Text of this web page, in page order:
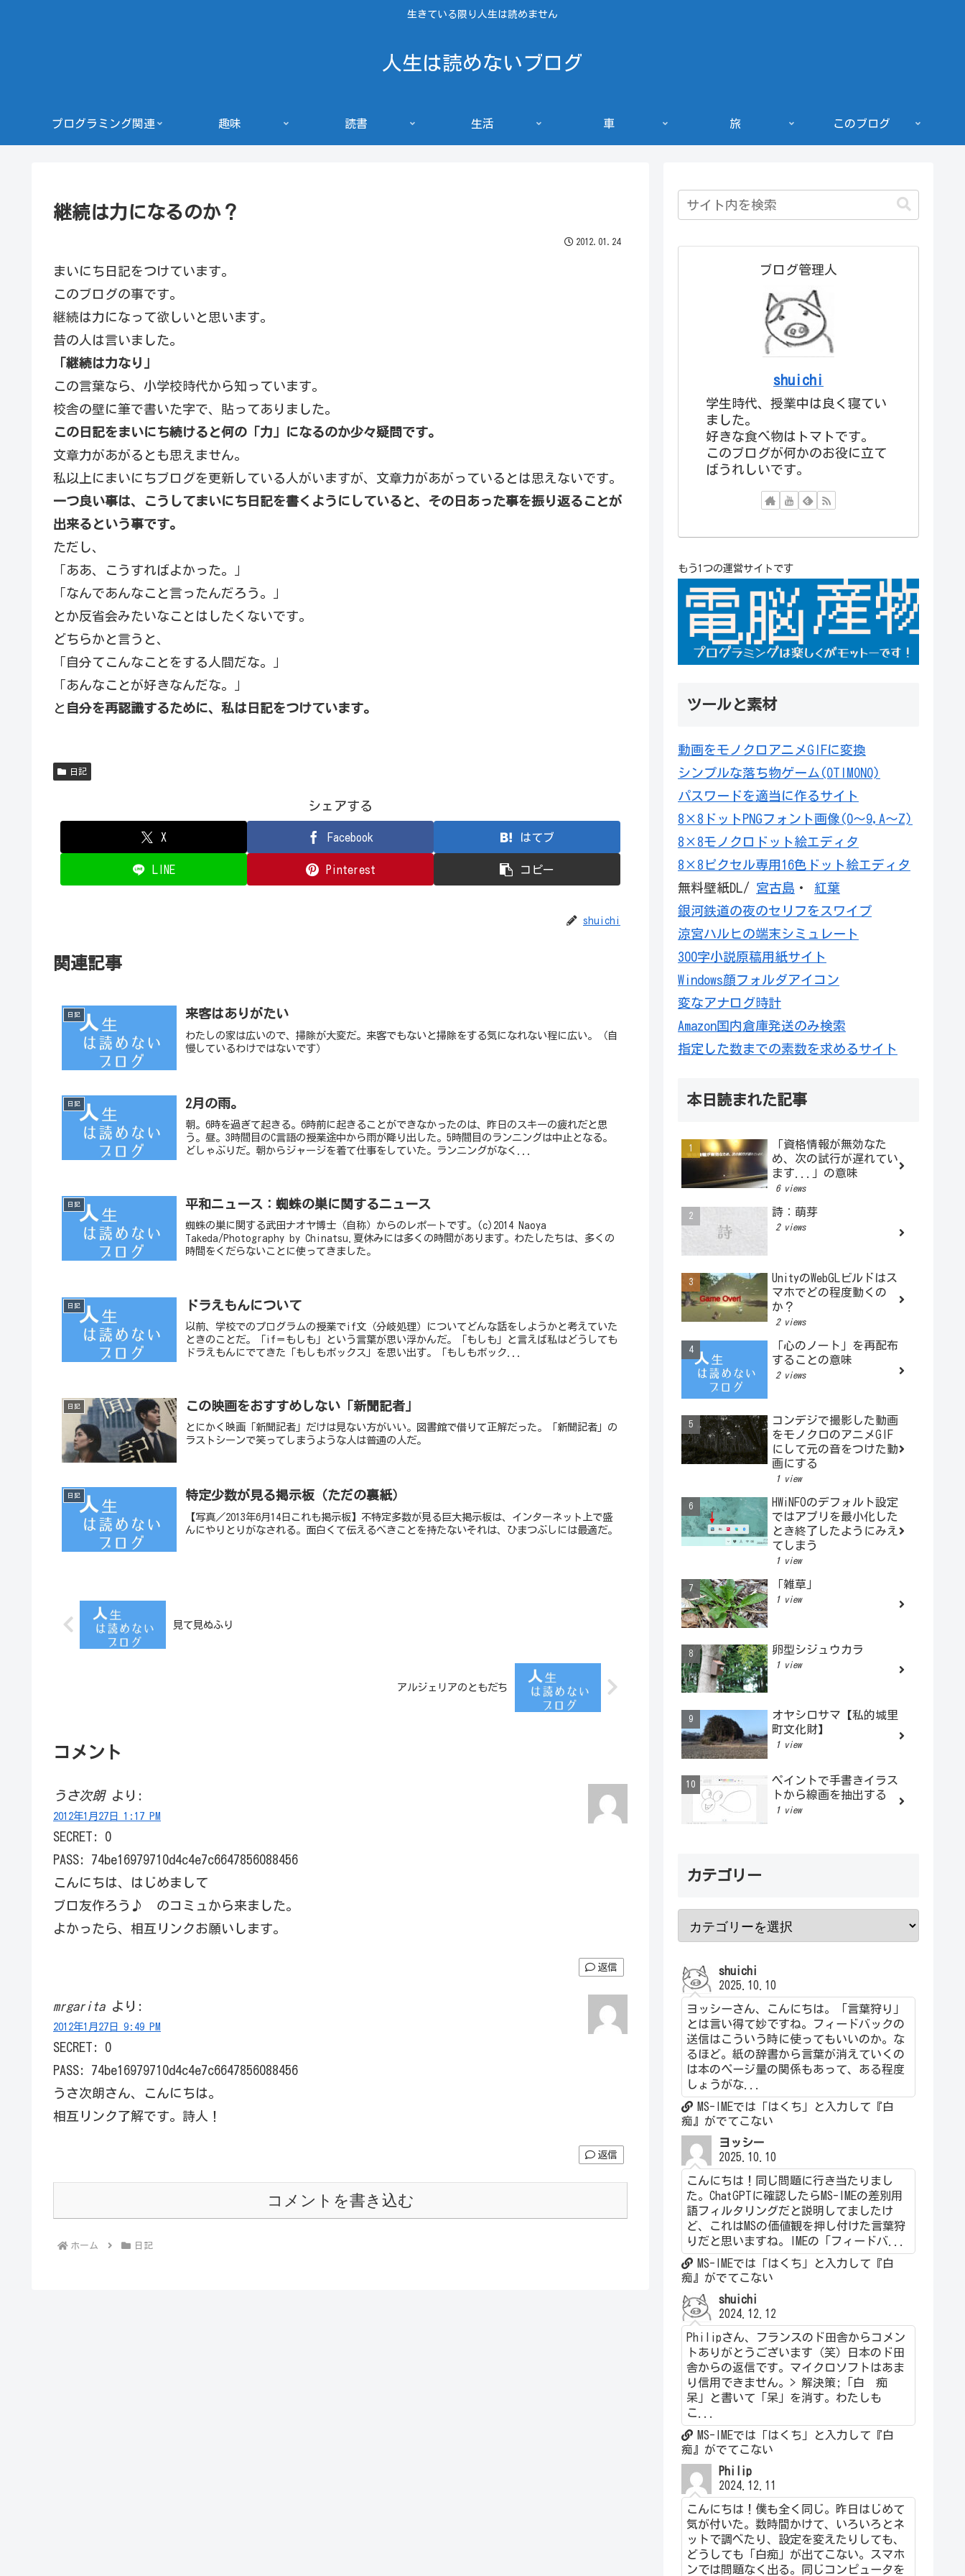
生きている限り人生は読めません
人生は読めないブログ
プログラミング関連 趣味 読書 生活 車 旅 このブログ
継続は力になるのか？
2012.01.24
まいにち日記をつけています。
このブログの事です。
継続は力になって欲しいと思います。
昔の人は言いました。
「継続は力なり」
この言葉なら、小学校時代から知っています。
校舎の壁に筆で書いた字で、貼ってありました。
この日記をまいにち続けると何の「力」になるのか少々疑問です。
文章力があがるとも思えません。
私以上にまいにちブログを更新している人がいますが、文章力があがっているとは思えないです。
一つ良い事は、こうしてまいにち日記を書くようにしていると、その日あった事を振り返ることが
出来るという事です。
ただし、
「ああ、こうすればよかった。」
「なんであんなこと言ったんだろう。」
とか反省会みたいなことはしたくないです。
どちらかと言うと、
「自分てこんなことをする人間だな。」
「あんなことが好きなんだな。」
と 自分を再認識するために、私は日記をつけています。
日記
シェアする
X Facebook はてブ
LINE Pinterest コピー
shuichi
関連記事
日記 来客はありがたい
わたしの家は広いので、掃除が大変だ。来客でもないと掃除をする気になれない程に広い。（自
慢しているわけではないです）
日記 2月の雨。
朝。6時を過ぎて起きる。6時前に起きることができなかったのは、昨日のスキーの疲れだと思
う。昼。3時間目のC言語の授業途中から雨が降り出した。5時間目のランニングは中止となる。
どしゃぶりだ。朝からジャージを着て仕事をしていた。ランニングがなく...
日記 平和ニュース：蜘蛛の巣に関するニュース
蜘蛛の巣に関する武田ナオヤ博士（自称）からのレポートです。(c)2014 Naoya
Takeda/Photography by Chinatsu.夏休みには多くの時間があります。わたしたちは、多くの
時間をくだらないことに使ってきました。
日記 ドラえもんについて
以前、学校でのプログラムの授業でif文（分岐処理）についてどんな話をしようかと考えていた
ときのことだ。「if＝もしも」という言葉が思い浮かんだ。「もしも」と言えば私はどうしても
ドラえもんにでてきた「もしもボックス」を思い出す。「もしもボック...
日記 この映画をおすすめしない「新聞記者」
とにかく映画「新聞記者」だけは見ない方がいい。図書館で借りて正解だった。「新聞記者」の
ラストシーンで笑ってしまうような人は普通の人だ。
日記 特定少数が見る掲示板（ただの裏紙）
【写真／2013年6月14日これも掲示板】不特定多数が見る巨大掲示板は、インターネット上で盛
んにやりとりがなされる。面白くて伝えるべきことを持たないそれは、ひまつぶしには最適だ。
見て見ぬふり
アルジェリアのともだち
コメント
うさ次朗 より:
2012年1月27日 1:17 PM
SECRET: 0
PASS: 74be16979710d4c4e7c6647856088456
こんにちは、はじめまして
ブロ友作ろう♪ のコミュから来ました。
よかったら、相互リンクお願いします。
返信
mrgarita より:
2012年1月27日 9:49 PM
SECRET: 0
PASS: 74be16979710d4c4e7c6647856088456
うさ次朗さん、こんにちは。
相互リンク了解です。詩人！
返信
コメントを書き込む
ホーム 日記
ブログ管理人
shuichi
学生時代、授業中は良く寝てい
ました。
好きな食べ物はトマトです。
このブログが何かのお役に立て
ばうれしいです。
もう1つの運営サイトです
ツールと素材
動画をモノクロアニメGIFに変換
シンプルな落ち物ゲーム(OTIMONO)
パスワードを適当に作るサイト
8×8ドットPNGフォント画像(0～9,A～Z)
8×8モノクロドット絵エディタ
8×8ピクセル専用16色ドット絵エディタ
無料壁紙DL/ 宮古島 ・ 紅葉
銀河鉄道の夜のセリフをスワイプ
涼宮ハルヒの端末シミュレート
300字小説原稿用紙サイト
Windows顔フォルダアイコン
変なアナログ時計
Amazon国内倉庫発送のみ検索
指定した数までの素数を求めるサイト
本日読まれた記事
「資格情報が無効なた
め、次の試行が遅れてい
ます...」の意味
6 views
詩：萌芽
2 views
UnityのWebGLビルドはス
マホでどの程度動くの
か？
2 views
「心のノート」を再配布
することの意味
2 views
コンデジで撮影した動画
をモノクロのアニメGIF
にして元の音をつけた動
画にする
1 view
HWiNFOのデフォルト設定
ではアプリを最小化した
とき終了したようにみえ
てしまう
1 view
「雑草」
1 view
卵型シジュウカラ
1 view
オヤシロサマ【私的城里
町文化財】
1 view
ペイントで手書きイラス
トから線画を抽出する
1 view
カテゴリー
shuichi
2025.10.10
ヨッシーさん、こんにちは。「言葉狩り」
とは言い得て妙ですね。フィードバックの
送信はこういう時に使ってもいいのか。な
るほど。紙の辞書から言葉が消えていくの
は本のページ量の関係もあって、ある程度
しょうがな...
MS-IMEでは「はくち」と入力して『白
痴』がでてこない
ヨッシー
2025.10.10
こんにちは！同じ問題に行き当たりまし
た。ChatGPTに確認したらMS-IMEの差別用
語フィルタリングだと説明してましたけ
ど、これはMSの価値観を押し付けた言葉狩
りだと思いますね。IMEの「フィードバ...
MS-IMEでは「はくち」と入力して『白
痴』がでてこない
shuichi
2024.12.12
Philipさん、フランスのド田舎からコメン
トありがとうございます（笑）日本のド田
舎からの返信です。マイクロソフトはあま
り信用できません。> 解決策;「白 痴
呆」と書いて「呆」を消す。わたしも
こ...
MS-IMEでは「はくち」と入力して『白
痴』がでてこない
Philip
2024.12.11
こんにちは！僕も全く同じ。昨日はじめて
気が付いた。数時間かけて、いろいろとネ
ットで調べたり、設定を変えたりしても、
どうしても「白痴」が出てこない。スマホ
ンでは問題なく出る。同じコンピュータを